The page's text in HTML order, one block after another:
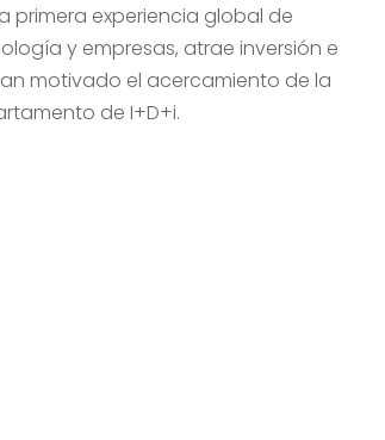
primera experiencia global de
y empresas, atrae inversión e
motivado el acercamiento de la
de I+D+i.